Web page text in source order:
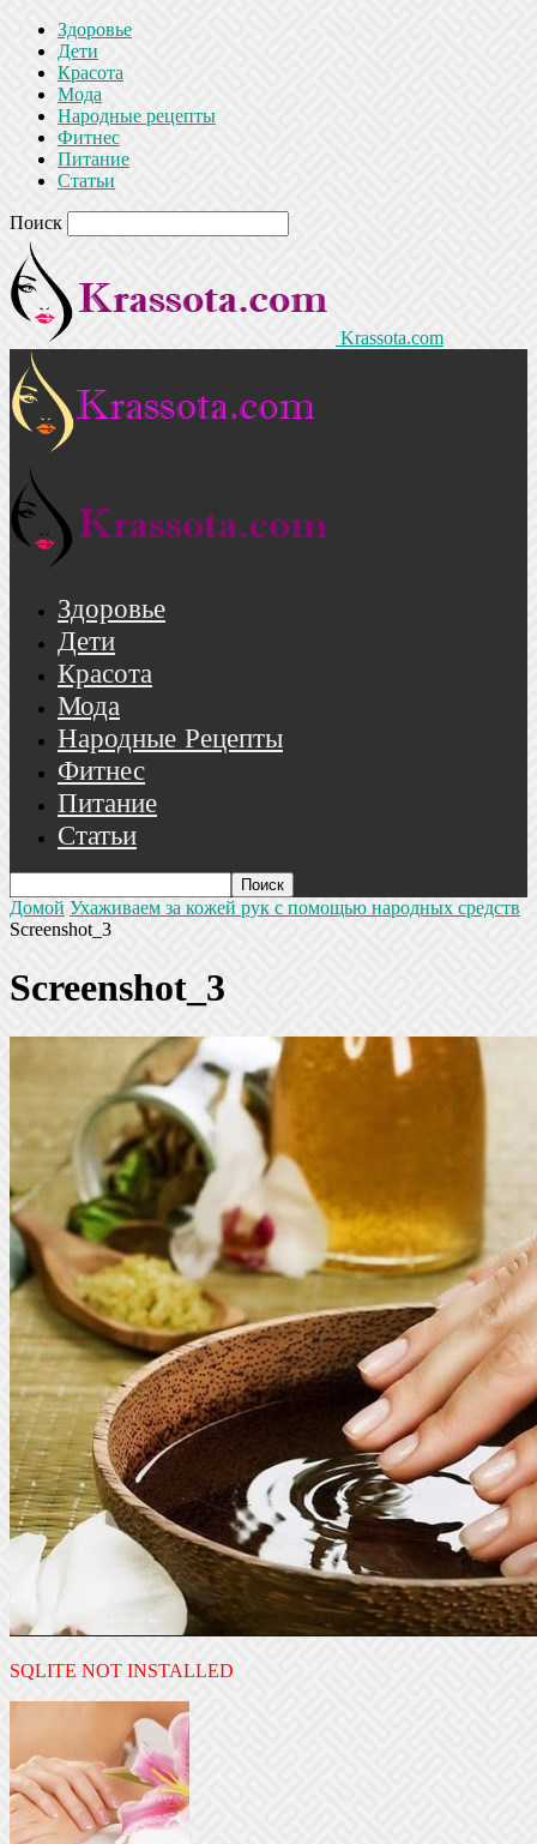
Здоровье
Дети
Красота
Мода
Народные рецепты
Фитнес
Питание
Статьи
Поиск
Krassota.com
Здоровье
Дети
Красота
Мода
Народные Рецепты
Фитнес
Питание
Статьи
Домой Ухаживаем за кожей рук с помощью народных средств
Screenshot_3
Screenshot_3
SQLITE NOT INSTALLED